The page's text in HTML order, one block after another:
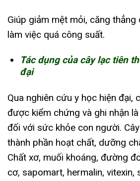
Giúp giảm mệt mỏi, căng
làm việc quá công suất.
Tác dụng của cây lạc tiên
đại
Qua nghiên cứu y học hiện đại,
được kiểm chứng và ghi nhận
đối với sức khỏe con người.
thành phần hoạt chất, dưỡng
Chất xơ, muối khoáng, đường
cơ, sapomart, hermalin, vitexin,